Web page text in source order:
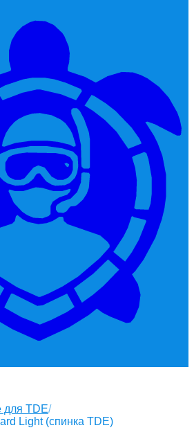
для TDE/
Light (спинка TDE)